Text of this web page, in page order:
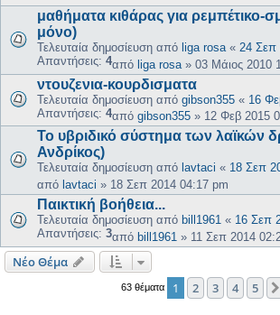
μαθήματα κιθάρας για ρεμπέτικο-
μόνο)
Τελευταία δημοσίευση από liga rosa « 24 Σεπ
Απαντήσεις: 4από liga rosa » 03 Μάιος 2010
ντουζενια-κουρδισματα
Τελευταία δημοσίευση από gibson355 « 16
Απαντήσεις: 4από gibson355 » 12 Φεβ 2015
Το υβριδικό σύστημα των λαϊκών
Ανδρίκος)
Τελευταία δημοσίευση από lavtaci « 18 Σεπ
από lavtaci » 18 Σεπ 2014 04:17 pm
Παικτική βοήθεια...
Τελευταία δημοσίευση από bill1961 « 16 Σεπ
Απαντήσεις: 3από bill1961 » 11 Σεπ 2014
Νέο Θέμα
63 θέματα 1 2 3 4 5